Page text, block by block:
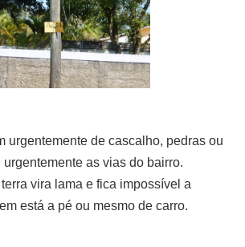
urgentemente de cascalho, pedras ou
as vias do bairro.
vira lama e fica impossível a
está a pé ou mesmo de carro.